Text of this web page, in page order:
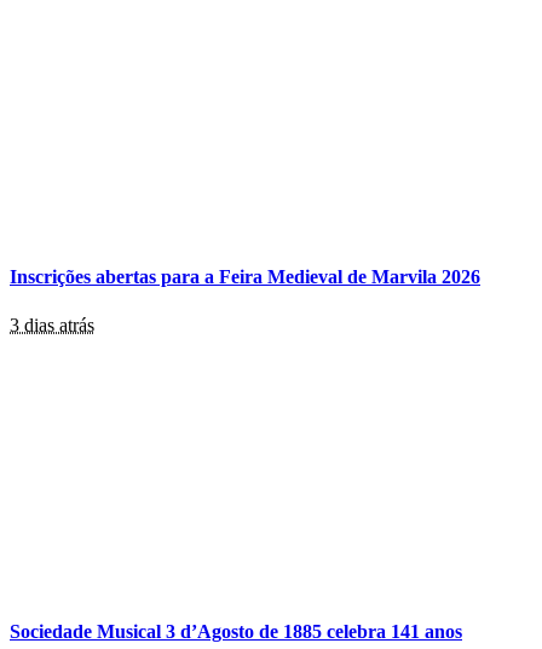
Inscrições abertas para a Feira Medieval de Marvila 2026
3 dias atrás
Sociedade Musical 3 d’Agosto de 1885 celebra 141 anos